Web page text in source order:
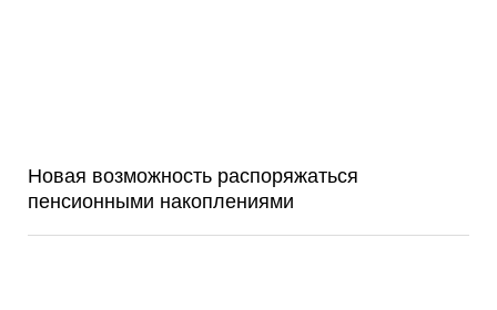
Новая возможность распоряжаться
пенсионными накоплениями